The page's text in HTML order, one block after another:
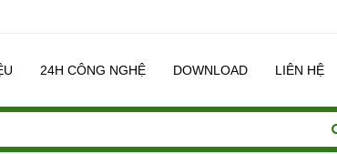
24H CÔNG NGHỆ DOWNLOAD LIÊN HỆ